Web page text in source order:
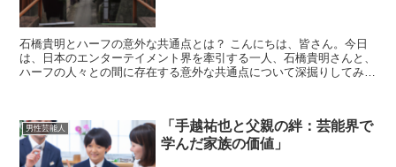
石橋貴明とハーフの意外な共通点とは？ こんにちは、皆さん。今日
は、日本のエンターテイメント界を牽引する一人、石橋貴明さんと、
ハーフの人々との間に存在する意外な共通点について深掘りしてみた
男性芸能人
「手越祐也と父親の絆：芸能界で
学んだ家族の価値」